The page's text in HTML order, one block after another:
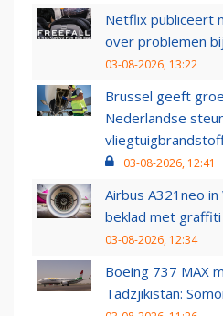
Netflix publiceert
over problemen
03-08-2026, 13:22
Brussel geeft
Nederlandse
03-08-2026, 12:41
Airbus A321neo
beklad met graffiti
03-08-2026, 12:34
Boeing 737 MAX
Tadzjikistan: